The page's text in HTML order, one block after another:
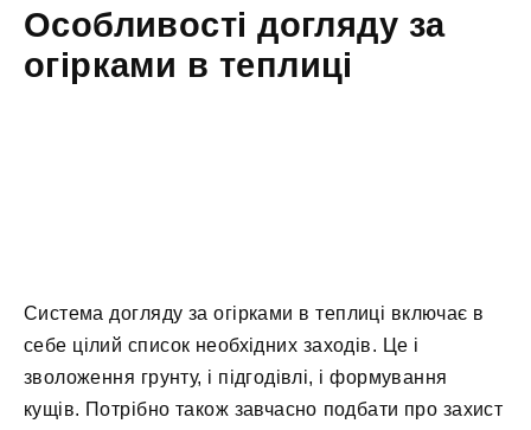
Особливості догляду за
огірками в теплиці
Система догляду за огірками в теплиці включає в
себе цілий список необхідних заходів. Це і
зволоження грунту, і підгодівлі, і формування
кущів. Потрібно також завчасно подбати про захист